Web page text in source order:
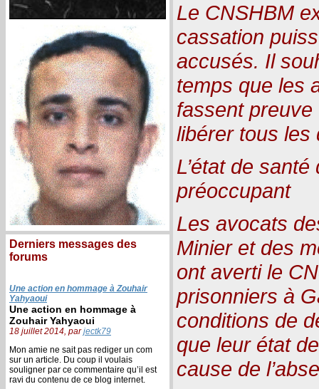
Derniers messages des
forums
Une action en hommage à Zouhair
Yahyaoui
Une action en hommage à
Zouhair Yahyaoui
18 juillet 2014, parjectk79
Mon amie ne sait pas rediger un com
sur un article. Du coup il voulais
souligner par ce commentaire qu’il est
ravi du contenu de ce blog internet.
Le CNSHBM
cassation
accusés. Il
temps que les
fassent preuve
libérer tous les
L’état de
préoccupant
Les avocats
Minier et des
ont averti le
prisonniers à
conditions de
que leur état
cause de